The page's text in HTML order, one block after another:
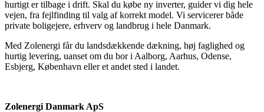
hurtigt er tilbage i drift. Skal du købe ny inverter, guider vi dig hele
vejen, fra fejlfinding til valg af korrekt model. Vi servicerer både
private boligejere, erhverv og landbrug i hele Danmark.
Med Zolenergi får du landsdækkende dækning, høj faglighed og
hurtig levering, uanset om du bor i Aalborg, Aarhus, Odense,
Esbjerg, København eller et andet sted i landet.
Zolenergi Danmark ApS